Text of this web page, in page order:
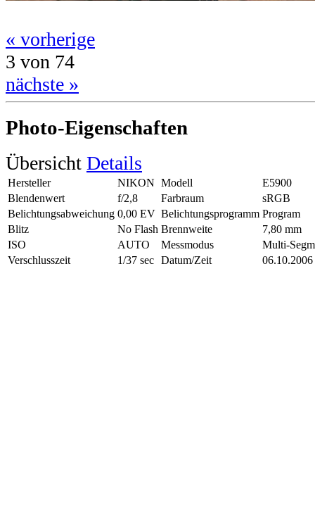
« vorherige
3 von 74
nächste »
Photo-Eigenschaften
Übersicht Details
Hersteller NIKON Modell
E5900
Blendenwert
f/2,8 Farbraum
sRGB
Belichtungsabweichung 0,00 EV Belichtungsprogramm Program
Blitz
No Flash Brennweite
7,80 mm
ISO
AUTO Messmodus
Multi-
Verschlusszeit
1/37 sec Datum/Zeit